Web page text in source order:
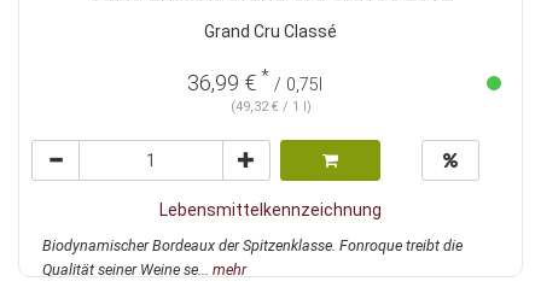
Grand Cru Classé
36,99 € * / 0,75l
(49,32 € / 1 l)
Lebensmittelkennzeichnung
Biodynamischer Bordeaux der Spitzenklasse. Fonroque treibt die
Qualität seiner Weine se... mehr